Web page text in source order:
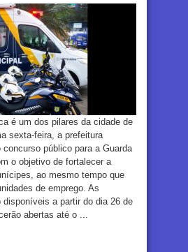
é um dos pilares da cidade de
sexta-feira, a prefeitura
público para a Guarda
o objetivo de fortalecer a
ao mesmo tempo que
de emprego. As
a partir do dia 26 de
abertas até o ...